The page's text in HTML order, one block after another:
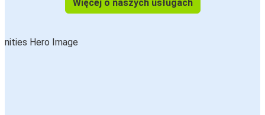
Więcej o naszych usługach